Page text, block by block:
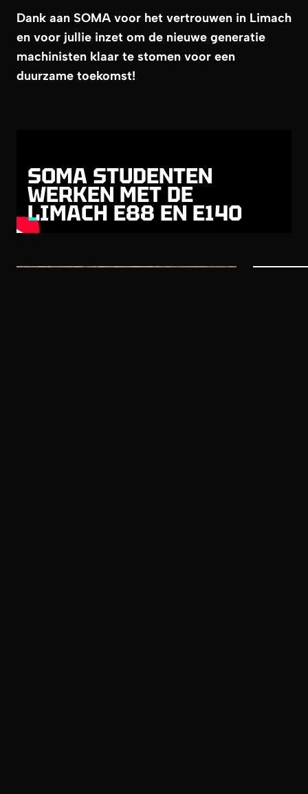
Dank aan SOMA voor het vertrouwen in Limach
en voor jullie inzet om de nieuwe generatie
machinisten klaar te stomen voor een
duurzame toekomst!
SOMA STUDENTEN
WERKEN MET DE
LIMACH E88 EN E140